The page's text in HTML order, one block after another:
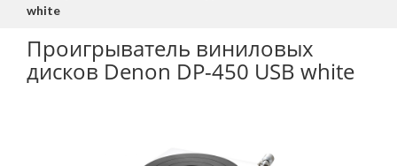
white
Проигрыватель виниловых
дисков Denon DP-450 USB white